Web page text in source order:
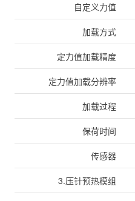
自定义力值
加载方式
定力值加载精度
定力值加载分辨率
加载过程
保荷时间
传感器
3.压针预热模组